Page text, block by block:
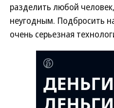
разделить любой
неугодным. Подбросить
очень серьезная